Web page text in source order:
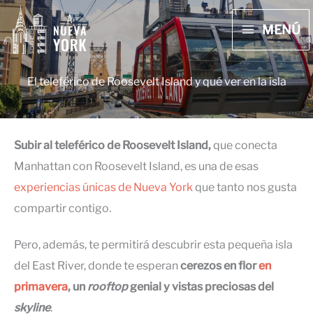
Ir
al
contenido
MAIN
MENU
MENÚ
El teleférico de Roosevelt Island y qué ver en la isla
Subiral teleférico de Roosevelt Island,que conecta
Manhattan con Roosevelt Island, es una de esas
experiencias únicas de Nueva York que tanto nos gusta
compartir contigo.
Pero, además, te permitirá descubrir esta pequeña isla
del East River, donde te esperancerezos en floren
primavera, un rooftopgenial y vistas preciosas del
skyline.